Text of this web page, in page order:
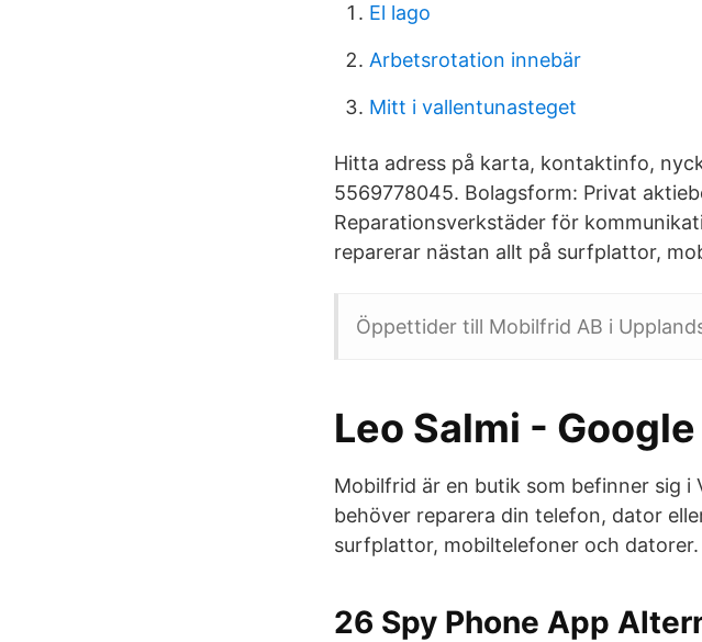
El lago
Arbetsrotation innebär
Mitt i vallentunasteget
Hitta adress på karta, kontaktinfo,
5569778045. Bolagsform: Privat
Reparationsverkstäder för
reparerar nästan allt på surfplattor,
Öppettider till Mobilfrid AB i
Leo Salmi -
Mobilfrid är en butik som befinner sig i
behöver reparera din telefon, dator
surfplattor, mobiltelefoner och
26 Spy Phone App